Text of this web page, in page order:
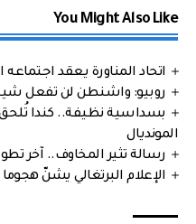
You Might Also Like
اتحاد المناورة يعقد اجتماعه
روبيو: واشنطن لن تفعل
بسداسية نظيفة.. كندا
المونديال
رسالة تثير المخاوف.. آخر
الإعلام البرتغالي يشنّ هجوما